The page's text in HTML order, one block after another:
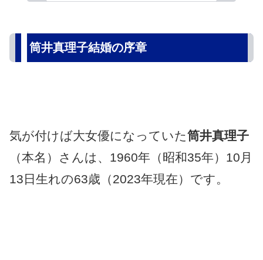
筒井真理子結婚の序章
気が付けば大女優になっていた筒井真理子
（本名）さんは、1960年（昭和35年）10月
13日生れの63歳（2023年現在）です。